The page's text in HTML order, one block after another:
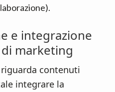
e integrazione
marketing
contenuti
integrare la